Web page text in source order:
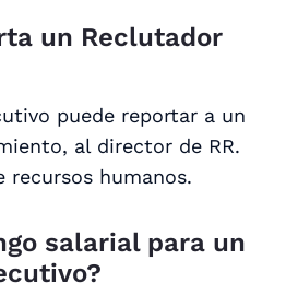
un Reclutador
puede reportar a un
al director de RR.
recursos humanos.
salarial para un